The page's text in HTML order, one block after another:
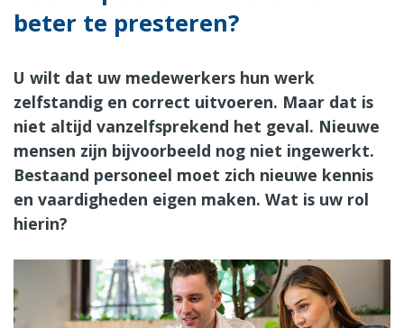
beter te presteren?
U wilt dat uw medewerkers hun werk
zelfstandig en correct uitvoeren. Maar dat is
niet altijd vanzelfsprekend het geval. Nieuwe
mensen zijn bijvoorbeeld nog niet ingewerkt.
Bestaand personeel moet zich nieuwe kennis
en vaardigheden eigen maken. Wat is uw rol
hierin?